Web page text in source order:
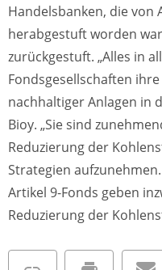
Handelsbanken, die von
herabgestuft worden
zurückgestuft. „Alles in
Fondsgesellschaften
nachhaltiger Anlagen in
Bioy. „Sie sind
Reduzierung der
Strategien
Artikel 9-Fonds geben
Reduzierung der